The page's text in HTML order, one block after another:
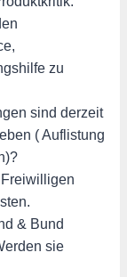
zu
sind derzeit
( Auflistung
& Bund
sie